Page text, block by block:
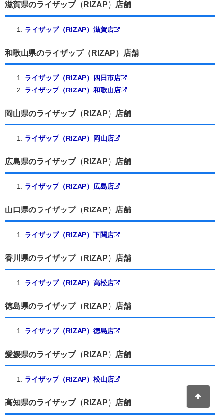
滋賀県のライザップ（RIZAP）店舗
ライザップ（RIZAP）滋賀店
和歌山県のライザップ（RIZAP）店舗
ライザップ（RIZAP）四日市店
ライザップ（RIZAP）和歌山店
岡山県のライザップ（RIZAP）店舗
ライザップ（RIZAP）岡山店
広島県のライザップ（RIZAP）店舗
ライザップ（RIZAP）広島店
山口県のライザップ（RIZAP）店舗
ライザップ（RIZAP）下関店
香川県のライザップ（RIZAP）店舗
ライザップ（RIZAP）高松店
徳島県のライザップ（RIZAP）店舗
ライザップ（RIZAP）徳島店
愛媛県のライザップ（RIZAP）店舗
ライザップ（RIZAP）松山店
高知県のライザップ（RIZAP）店舗